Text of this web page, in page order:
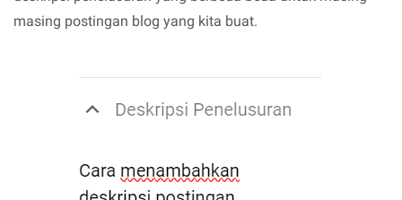
masing postingan blog yang kita buat.